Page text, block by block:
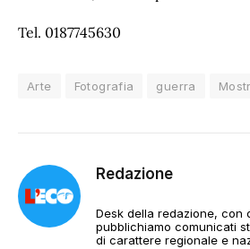
Tel. 0187745630
Arte Fotografia guerra
Redazione
Desk della redazione, con
pubblichiamo comunicati
di carattere regionale e